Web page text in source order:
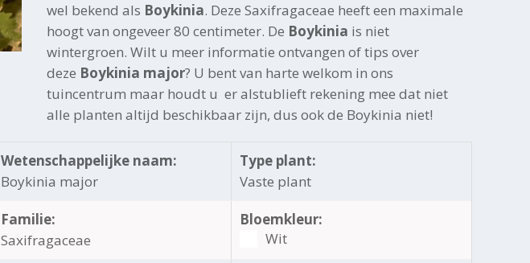
wel bekend als Boykinia. Deze Saxifragaceae heeft een maximale
hoogt van ongeveer 80 centimeter. De Boykinia is niet
wintergroen. Wilt u meer informatie ontvangen of tips over
deze Boykinia major? U bent van harte welkom in ons
tuincentrum maar houdt u er alstublieft rekening mee dat niet
alle planten altijd beschikbaar zijn, dus ook de Boykinia niet!
Wetenschappelijke naam:
Boykinia major
Type plant:
Vaste plant
Familie:
Saxifragaceae
Bloemkleur:
Wit